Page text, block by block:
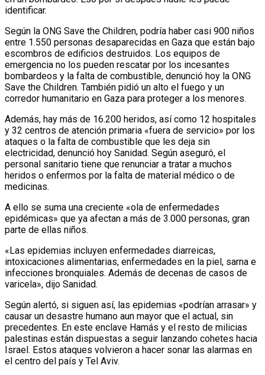
identificar.
Según la ONG Save the Children, podría haber casi 900 niños
entre 1.550 personas desaparecidas en Gaza que están bajo
escombros de edificios destruidos. Los equipos de
emergencia no los pueden rescatar por los incesantes
bombardeos y la falta de combustible, denunció hoy la ONG
Save the Children. También pidió un alto el fuego y un
corredor humanitario en Gaza para proteger a los menores.
Además, hay más de 16.200 heridos, así como 12 hospitales
y 32 centros de atención primaria «fuera de servicio» por los
ataques o la falta de combustible que les deja sin
electricidad, denunció hoy Sanidad. Según aseguró, el
personal sanitario tiene que renunciar a tratar a muchos
heridos o enfermos por la falta de material médico o de
medicinas.
A ello se suma una creciente «ola de enfermedades
epidémicas» que ya afectan a más de 3.000 personas, gran
parte de ellas niños.
«Las epidemias incluyen enfermedades diarreicas,
intoxicaciones alimentarias, enfermedades en la piel, sarna e
infecciones bronquiales. Además de decenas de casos de
varicela», dijo Sanidad.
Según alertó, si siguen así, las epidemias «podrían arrasar» y
causar un desastre humano aun mayor que el actual, sin
precedentes. En este enclave Hamás y el resto de milicias
palestinas están dispuestas a seguir lanzando cohetes hacia
Israel. Estos ataques volvieron a hacer sonar las alarmas en
el centro del país y Tel Aviv.